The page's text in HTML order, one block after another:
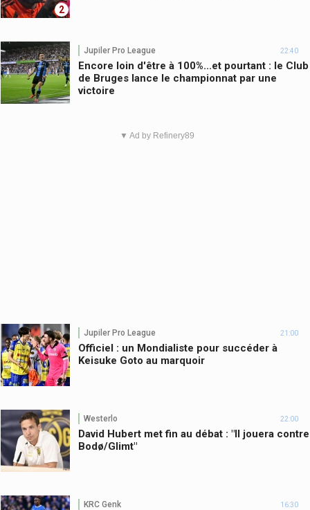
2
Jupiler Pro League 22:40
Encore loin d'être à 100%...et pourtant : le Club
de Bruges lance le championnat par une
victoire
▼ Ad by Refinery89
Jupiler Pro League 21:00
Officiel : un Mondialiste pour succéder à
Keisuke Goto au marquoir
Westerlo 22:00
David Hubert met fin au débat : "Il jouera contre
Bodø/Glimt"
KRC Genk 16:30